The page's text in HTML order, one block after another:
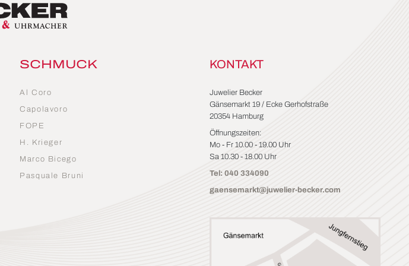
SCHMUCK
Al Coro
Capolavoro
FOPE
H. Krieger
Marco Bicego
Pasquale Bruni
KONTAKT
Juwelier Becker
Gänsemarkt 19 / Ecke Gerhofstraße
20354 Hamburg
Öffnungszeiten:
Mo - Fr 10.00 - 19.00 Uhr
Sa 10.30 - 18.00 Uhr
Tel: 040 334090
gaensemarkt@juwelier-becker.com